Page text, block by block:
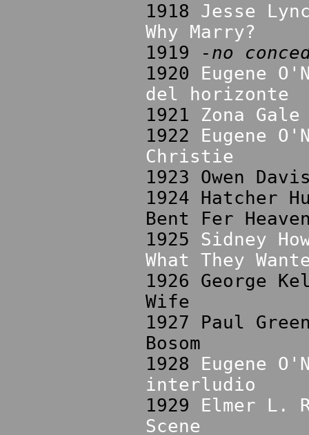
1918 Jesse
Why Marry?
1919
-no
1920 Eugene
del horizonte
1921 Zona
1922 Eugene
Christie
1923 Owen
1924 Hatcher
Bent Fer
1925 Sidney
What They
1926 George
Wife
1927 Paul
Bosom
1928 Eugene
interludio
1929 Elmer L.
Scene